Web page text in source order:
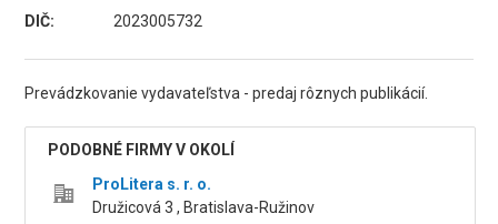
DIČ:
2023005732
Prevádzkovanie vydavateľstva - predaj rôznych publikácií.
PODOBNÉ FIRMY V OKOLÍ
ProLitera s. r. o.
Družicová 3 , Bratislava-Ružinov